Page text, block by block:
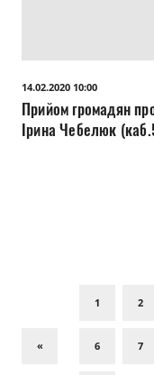
14.02.2020 10:00
Прийом громадян
Ірина Чебелюк
«
1 2
6 7